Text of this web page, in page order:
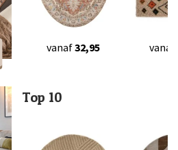
vanaf32,95 vanaf
Top 10